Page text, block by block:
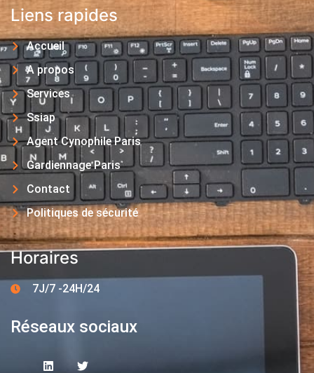
Liens rapides
Accueil
A propos
Services
Ssiap
Agent Cynophile Paris
Gardiennage Paris
Contact
Politiques de sécurité
Horaires
7J/7 -24H/24
Réseaux sociaux